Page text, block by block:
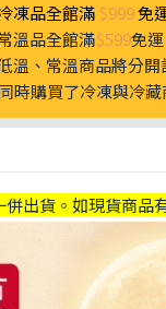
凍品全館滿 $999免
溫品全館滿$599免運
溫、常溫商品將分
時購買了冷凍與冷
出貨。如現貨商品